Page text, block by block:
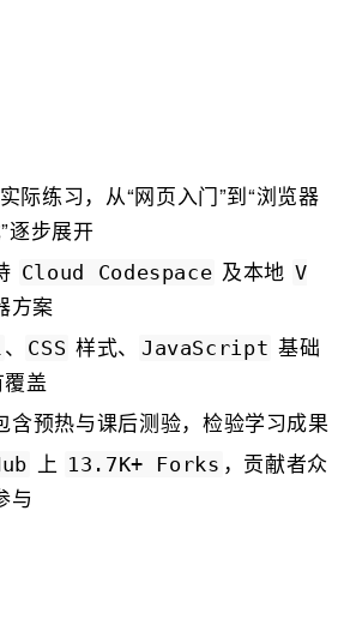
际练习，从“网页入门”到“浏览器
逐步展开
Cloud Codespace 及本地 V
方案
、 CSS 样式、 JavaScript 基础
盖
含预热与课后测验，检验学习成果
上 13.7K+ Forks ，贡献者众
与